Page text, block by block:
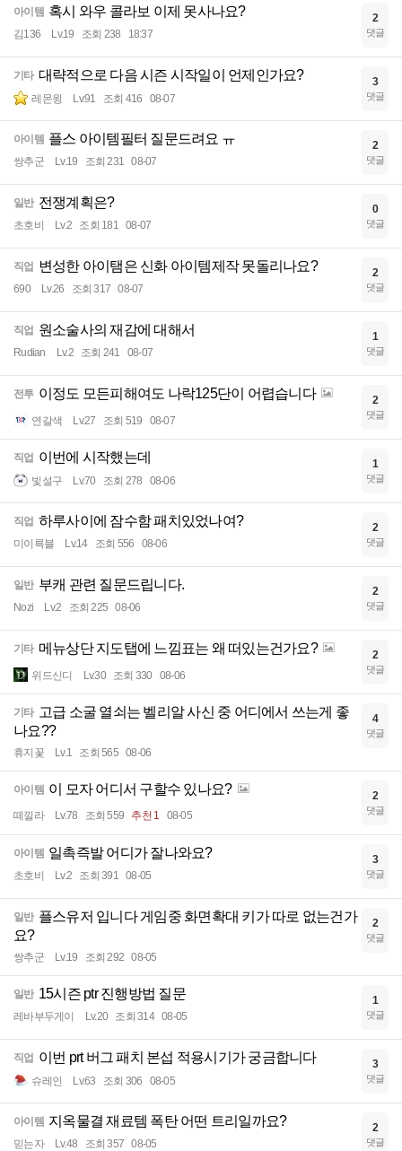
아이템 혹시 와우 콜라보 이제 못사나요?
김136 Lv.19 조회 238 18:37
2
댓글
기타 대략적으로 다음 시즌 시작일이 언제인가요?
레몬윙 Lv.91 조회 416 08-07
3
댓글
아이템 플스 아이템필터 질문드려요 ㅠ
쌍추군 Lv.19 조회 231 08-07
2
댓글
일반 전쟁계획은?
초호비 Lv.2 조회 181 08-07
0
댓글
직업 변성한 아이탬은 신화 아이템제작 못돌리나요?
690 Lv.26 조회 317 08-07
2
댓글
직업 원소술사의 재감에 대해서
Rudian Lv.2 조회 241 08-07
1
댓글
전투 이정도 모든피해여도 나락125단이 어렵습니다
연갈색 Lv.27 조회 519 08-07
2
댓글
직업 이번에 시작했는데
빛설구 Lv.70 조회 278 08-06
1
댓글
직업 하루사이에 잠수함 패치있었나여?
미이륵블 Lv.14 조회 556 08-06
2
댓글
일반 부캐 관련 질문드립니다.
Nozi Lv.2 조회 225 08-06
2
댓글
기타 메뉴상단 지도탭에 느낌표는 왜 떠있는건가요?
위드신디 Lv.30 조회 330 08-06
2
댓글
기타 고급 소굴 열쇠는 벨리알 사신 중 어디에서 쓰는게 좋
나요??
휴지꽃 Lv.1 조회 565 08-06
4
댓글
아이템 이 모자 어디서 구할수 있나요?
떼낄라 Lv.78 조회 559 추천 1 08-05
2
댓글
아이템 일촉즉발 어디가 잘나와요?
초호비 Lv.2 조회 391 08-05
3
댓글
일반 플스유저 입니다 게임중 화면확대 키가 따로 없는건가
요?
쌍추군 Lv.19 조회 292 08-05
2
댓글
일반 15시즌 ptr 진행방법 질문
레바부두게이 Lv.20 조회 314 08-05
1
댓글
직업 이번 prt 버그 패치 본섭 적용시기가 궁금합니다
슈레인 Lv.63 조회 306 08-05
3
댓글
아이템 지옥물결 재료템 폭탄 어떤 트리일까요?
믿는자 Lv.48 조회 357 08-05
2
댓글